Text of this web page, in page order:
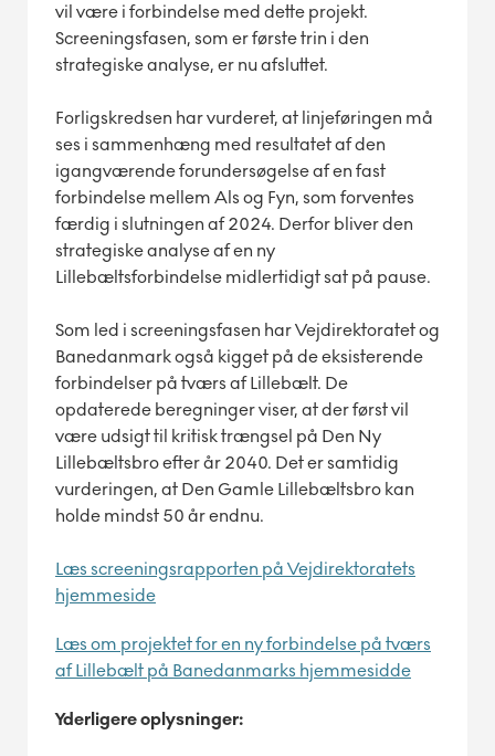
vil være i forbindelse med dette projekt.
Screeningsfasen, som er første trin i den
strategiske analyse, er nu afsluttet.
Forligskredsen har vurderet, at linjeføringen må
ses i sammenhæng med resultatet af den
igangværende forundersøgelse af en fast
forbindelse mellem Als og Fyn, som forventes
færdig i slutningen af 2024. Derfor bliver den
strategiske analyse af en ny
Lillebæltsforbindelse midlertidigt sat på pause.
Som led i screeningsfasen har Vejdirektoratet og
Banedanmark også kigget på de eksisterende
forbindelser på tværs af Lillebælt. De
opdaterede beregninger viser, at der først vil
være udsigt til kritisk trængsel på Den Ny
Lillebæltsbro efter år 2040. Det er samtidig
vurderingen, at Den Gamle Lillebæltsbro kan
holde mindst 50 år endnu.
Læs screeningsrapporten på Vejdirektoratets
hjemmeside
Læs om projektet for en ny forbindelse på tværs
af Lillebælt på Banedanmarks hjemmesidde
Yderligere oplysninger: